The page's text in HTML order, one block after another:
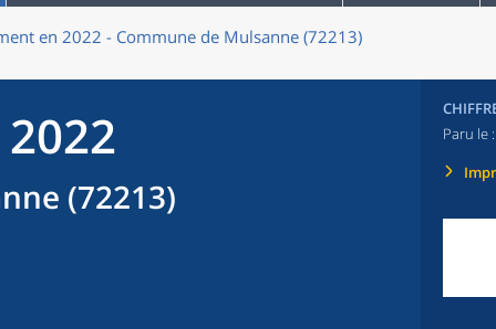
en 2022 - Commune de Mulsanne (72213)
(72213)
Paru le